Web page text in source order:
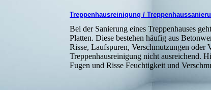
Treppenhausreinigung /
Bei der Sanierung eines Treppenhauses
Platten. Diese bestehen häufig aus
Risse, Laufspuren, Verschmutzungen oder
Treppenhausreinigung nicht ausreichend.
Fugen und Risse Feuchtigkeit und